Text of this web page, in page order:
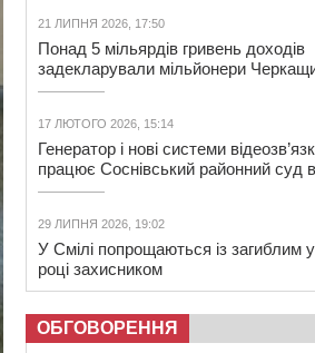
21 ЛИПНЯ 2026, 17:50
Понад 5 мільярдів гривень доходів
задекларували мільйонери
17 ЛЮТОГО 2026, 15:14
Генератор і нові системи
працює Соснівський районний суд
29 ЛИПНЯ 2026, 19:02
У Смілі попрощаються із загиблим
році захисником
ОБГОВОРЕННЯ